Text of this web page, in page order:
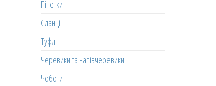
Пінетки
Сланці
Туфлі
Черевики та напівчеревики
Чоботи